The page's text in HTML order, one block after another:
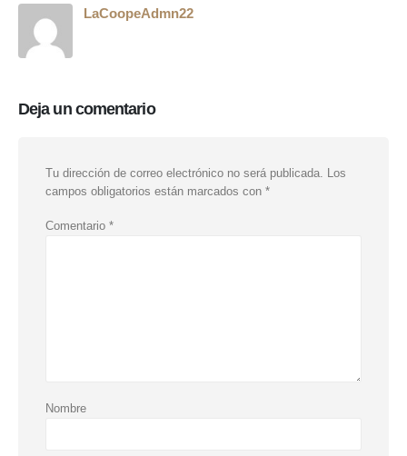
LaCoopeAdmn22
Deja un comentario
Tu dirección de correo electrónico no será publicada.
Los
campos obligatorios están marcados con *
Comentario *
Nombre